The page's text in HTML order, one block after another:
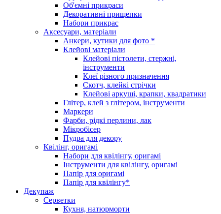
Об'ємні прикраси
Декоративні прищепки
Набори прикрас
Аксесуари, матеріали
Анкери, кутики для фото *
Клейові матеріали
Клейові пістолети, стержні,
інструменти
Клеї різного призначення
Скотч, клейкі стрічки
Клейові аркуші, крапки, квадратики
Глітер, клей з глітером, інструменти
Маркери
Фарби, рідкі перлини, лак
Мікробісер
Пудра для декору
Квілінг, оригамі
Набори для квілінгу, оригамі
Інструменти для квілінгу, оригамі
Папір для оригамі
Папір для квілінгу*
Декупаж
Серветки
Кухня, натюрморти